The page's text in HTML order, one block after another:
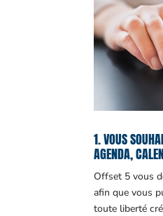
1. VOUS
AGENDA,
Offset 5 vous
afin que vous
toute liberté